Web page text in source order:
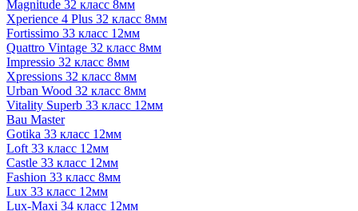
Magnitude 32 класс 8мм
Xperience 4 Plus 32 класс 8мм
Fortissimo 33 класс 12мм
Quattro Vintage 32 класс 8мм
Impressio 32 класс 8мм
Xpressions 32 класс 8мм
Urban Wood 32 класс 8мм
Vitality Superb 33 класс 12мм
Bau Master
Gotika 33 класс 12мм
Loft 33 класс 12мм
Castle 33 класс 12мм
Fashion 33 класс 8мм
Lux 33 класс 12мм
Lux-Maxi 34 класс 12мм